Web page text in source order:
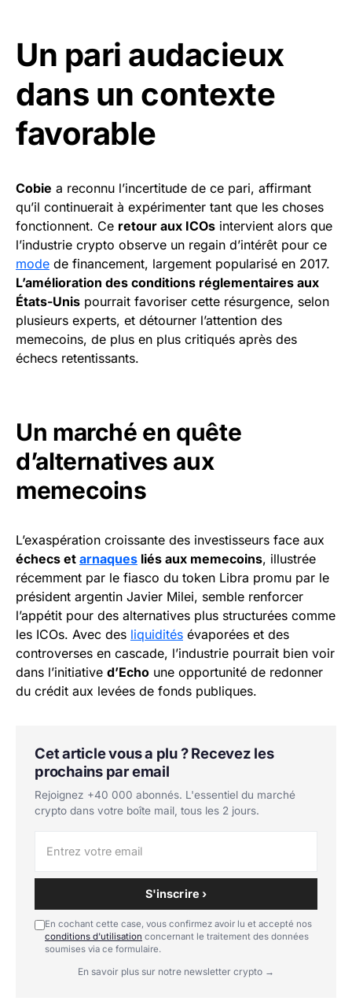
Un pari audacieux
dans un contexte
favorable
Cobie a reconnu l’incertitude de ce pari, affirmant
qu’il continuerait à expérimenter tant que les choses
fonctionnent. Ce retour aux ICOs intervient alors que
l’industrie crypto observe un regain d’intérêt pour ce
mode de financement, largement popularisé en 2017.
L’amélioration des conditions réglementaires aux
États-Unis pourrait favoriser cette résurgence, selon
plusieurs experts, et détourner l’attention des
memecoins, de plus en plus critiqués après des
échecs retentissants.
Un marché en quête
d’alternatives aux
memecoins
L’exaspération croissante des investisseurs face aux
échecs et arnaques liés aux memecoins, illustrée
récemment par le fiasco du token Libra promu par le
président argentin Javier Milei, semble renforcer
l’appétit pour des alternatives plus structurées comme
les ICOs. Avec des liquidités évaporées et des
controverses en cascade, l’industrie pourrait bien voir
dans l’initiative d’Echo une opportunité de redonner
du crédit aux levées de fonds publiques.
Cet article vous a plu ? Recevez les
prochains par email
Rejoignez +40 000 abonnés. L'essentiel du marché
crypto dans votre boîte mail, tous les 2 jours.
S'inscrire ›
En cochant cette case, vous confirmez avoir lu et accepté nos
conditions d'utilisation concernant le traitement des données
soumises via ce formulaire.
En savoir plus sur notre newsletter crypto →